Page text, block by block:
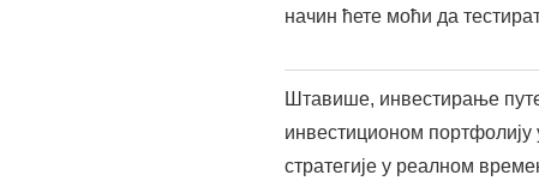
начин ћете моћи да
Штавише, инвестирање
инвестиционом портфолију
стратегије у реалном